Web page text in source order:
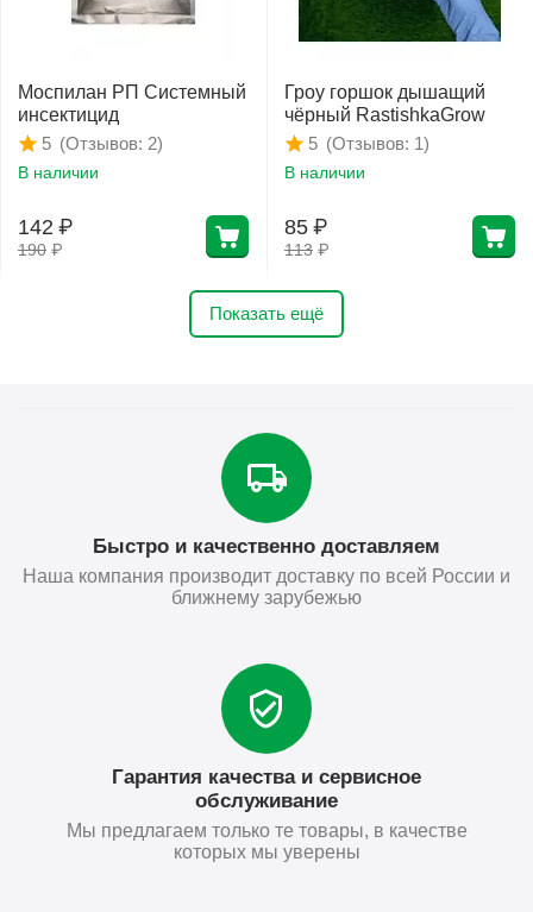
Моспилан РП Системный
инсектицид
(Отзывов: 2)
5
В наличии
190 ₽
142 ₽
Гроу горшок дышащий
чёрный RastishkaGrow
(Отзывов: 1)
5
В наличии
113 ₽
85 ₽
Показать ещё
Быстро и качественно доставляем
Наша компания производит доставку по всей России и
ближнему зарубежью
Гарантия качества и сервисное
обслуживание
Мы предлагаем только те товары, в качестве
которых мы уверены